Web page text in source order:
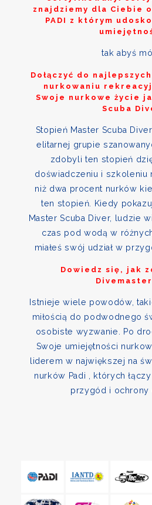
znajdziemy dla Ciebie
PADI z którym
tak abyś
Dołączyć do
nurkowaniu
Swoje nurkowe życie
Scuba
Stopień Master Scuba
elitarnej grupie
zdobyli ten stopień
doświadczeniu i szkoleniu
niż dwa procent nurków
ten stopień. Kiedy
Master Scuba Diver, ludzie
czas pod wodą w
miałeś swój udział w
Dowiedz się, jak
Istnieje wiele powodów,
miłością do podwodnego
osobiste wyzwanie. Po
Swoje umiejętności
liderem w największej na
nurków Padi , których
przygód i ochrony